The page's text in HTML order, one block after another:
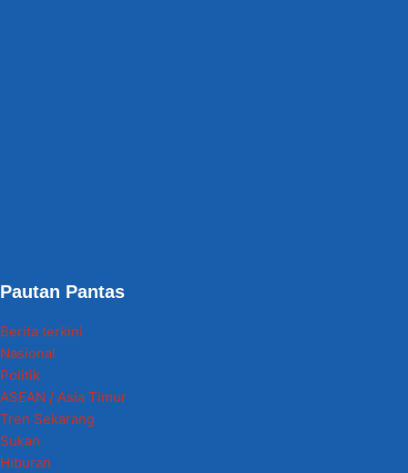
Pautan Pantas
Berita terkini
Nasional
Politik
ASEAN / Asia Timur
Tren Sekarang
Sukan
Hiburan